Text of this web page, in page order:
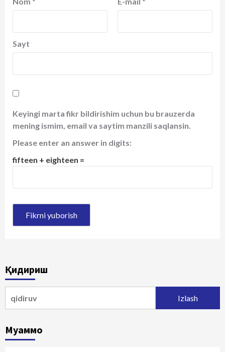
Sayt
Keyingi marta fikr bildirishim uchun bu brauzerda
mening ismim, email va saytim manzili saqlansin.
Please enter an answer in digits:
fifteen + eighteen =
Қидириш
Муаммо